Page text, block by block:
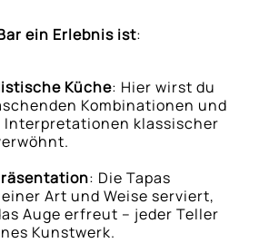
ein Erlebnis ist:
Küche: Hier wirst du
Kombinationen und
Interpretationen klassischer
: Die Tapas
Art und Weise serviert,
Auge erfreut – jeder Teller
Kunstwerk.